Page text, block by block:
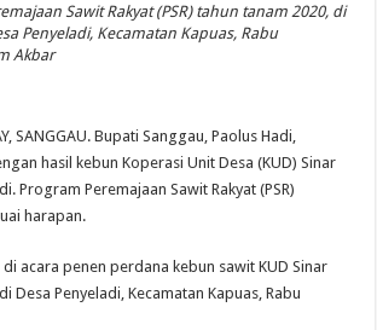
Sawit Rakyat (PSR) tahun tanam 2020, di
Penyeladi, Kecamatan Kapuas, Rabu
Akbar
SANGGAU. Bupati Sanggau, Paolus Hadi,
hasil kebun Koperasi Unit Desa (KUD) Sinar
Program Peremajaan Sawit Rakyat (PSR)
harapan.
acara penen perdana kebun sawit KUD Sinar
Desa Penyeladi, Kecamatan Kapuas, Rabu